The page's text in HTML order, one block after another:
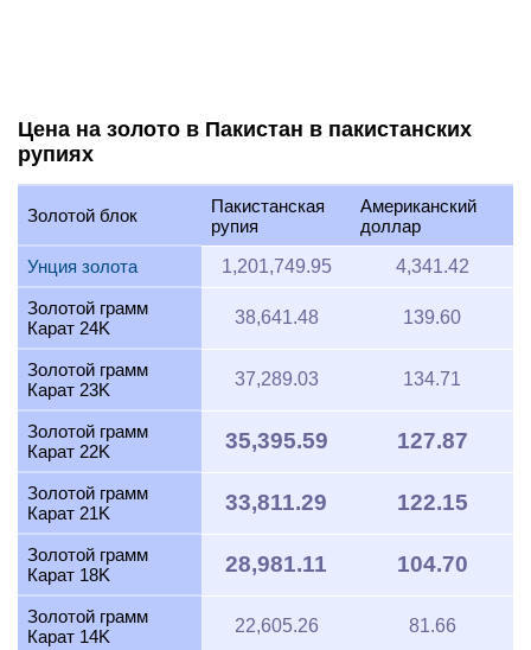
Цена на золото в Пакистан в пакистанских
рупиях
Золотой блок
Пакистанская
рупия
Американский
доллар
Унция золота
1,201,749.95 4,341.42
Золотой грамм
Карат 24K
38,641.48 139.60
Золотой грамм
Карат 23K
37,289.03 134.71
Золотой грамм
Карат 22K
35,395.59 127.87
Золотой грамм
Карат 21K
33,811.29 122.15
Золотой грамм
Карат 18K
28,981.11 104.70
Золотой грамм
Карат 14K
22,605.26 81.66